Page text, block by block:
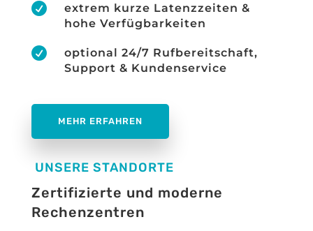

extrem kurze Latenzzeiten &
hohe Verfügbarkeiten

optional 24/7 Rufbereitschaft,
Support & Kundenservice
MEHR ERFAHREN
UNSERE STANDORTE
Zertifizierte und moderne
Rechenzentren